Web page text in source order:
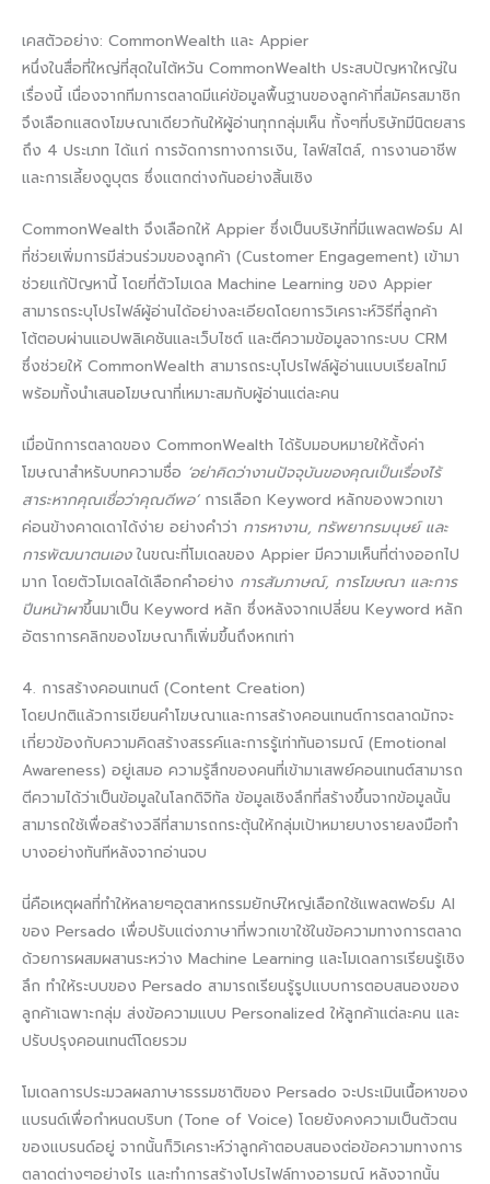
เคสตัวอย่าง: CommonWealth และ Appier
หนึ่งในสื่อที่ใหญ่ที่สุดในไต้หวัน CommonWealth ประสบปัญหาใหญ่ใน
เรื่องนี้ เนื่องจากทีมการตลาดมีแค่ข้อมูลพื้นฐานของลูกค้าที่สมัครสมาชิก
จึงเลือกแสดงโฆษณาเดียวกันให้ผู้อ่านทุกกลุ่มเห็น ทั้งๆที่บริษัทมีนิตยสาร
ถึง 4 ประเภท ได้แก่ การจัดการทางการเงิน, ไลฟ์สไตล์, การงานอาชีพ
และการเลี้ยงดูบุตร ซึ่งแตกต่างกันอย่างสิ้นเชิง
CommonWealth จึงเลือกให้ Appier ซึ่งเป็นบริษัทที่มีแพลตฟอร์ม AI
ที่ช่วยเพิ่มการมีส่วนร่วมของลูกค้า (Customer Engagement) เข้ามา
ช่วยแก้ปัญหานี้ โดยที่ตัวโมเดล Machine Learning ของ Appier
สามารถระบุโปรไฟล์ผู้อ่านได้อย่างละเอียดโดยการวิเคราะห์วิธีที่ลูกค้า
โต้ตอบผ่านแอปพลิเคชันและเว็บไซต์ และตีความข้อมูลจากระบบ CRM
ซึ่งช่วยให้ CommonWealth สามารถระบุโปรไฟล์ผู้อ่านแบบเรียลไทม์
พร้อมทั้งนำเสนอโฆษณาที่เหมาะสมกับผู้อ่านแต่ละคน
เมื่อนักการตลาดของ CommonWealth ได้รับมอบหมายให้ตั้งค่า
โฆษณาสำหรับบทความชื่อ ‘อย่าคิดว่างานปัจจุบันของคุณเป็นเรื่องไร้
สาระหากคุณเชื่อว่าคุณดีพอ’การเลือก Keyword หลักของพวกเขา
ค่อนข้างคาดเดาได้ง่าย อย่างคำว่า การหางาน, ทรัพยากรมนุษย์ และ
การพัฒนาตนเองในขณะที่โมเดลของ Appier มีความเห็นที่ต่างออกไป
มาก โดยตัวโมเดลได้เลือกคำอย่าง การสัมภาษณ์, การโฆษณา และการ
ปีนหน้าผาขึ้นมาเป็น Keyword หลัก ซึ่งหลังจากเปลี่ยน Keyword หลัก
อัตราการคลิกของโฆษณาก็เพิ่มขึ้นถึงหกเท่า
4. การสร้างคอนเทนต์ (Content Creation)
โดยปกติแล้วการเขียนคำโฆษณาและการสร้างคอนเทนต์การตลาดมักจะ
เกี่ยวข้องกับความคิดสร้างสรรค์และการรู้เท่าทันอารมณ์ (Emotional
Awareness) อยู่เสมอ ความรู้สึกของคนที่เข้ามาเสพย์คอนเทนต์สามารถ
ตีความได้ว่าเป็นข้อมูลในโลกดิจิทัล ข้อมูลเชิงลึกที่สร้างขึ้นจากข้อมูลนั้น
สามารถใช้เพื่อสร้างวลีที่สามารถกระตุ้นให้กลุ่มเป้าหมายบางรายลงมือทำ
บางอย่างทันทีหลังจากอ่านจบ
นี่คือเหตุผลที่ทำให้หลายๆอุตสาหกรรมยักษ์ใหญ่เลือกใช้แพลตฟอร์ม AI
ของ Persado เพื่อปรับแต่งภาษาที่พวกเขาใช้ในข้อความทางการตลาด
ด้วยการผสมผสานระหว่าง Machine Learning และโมเดลการเรียนรู้เชิง
ลึก ทำให้ระบบของ Persado สามารถเรียนรู้รูปแบบการตอบสนองของ
ลูกค้าเฉพาะกลุ่ม ส่งข้อความแบบ Personalized ให้ลูกค้าแต่ละคน และ
ปรับปรุงคอนเทนต์โดยรวม
โมเดลการประมวลผลภาษาธรรมชาติของ Persado จะประเมินเนื้อหาของ
แบรนด์เพื่อกำหนดบริบท (Tone of Voice) โดยยังคงความเป็นตัวตน
ของแบรนด์อยู่ จากนั้นก็วิเคราะห์ว่าลูกค้าตอบสนองต่อข้อความทางการ
ตลาดต่างๆอย่างไร และทำการสร้างโปรไฟล์ทางอารมณ์ หลังจากนั้น